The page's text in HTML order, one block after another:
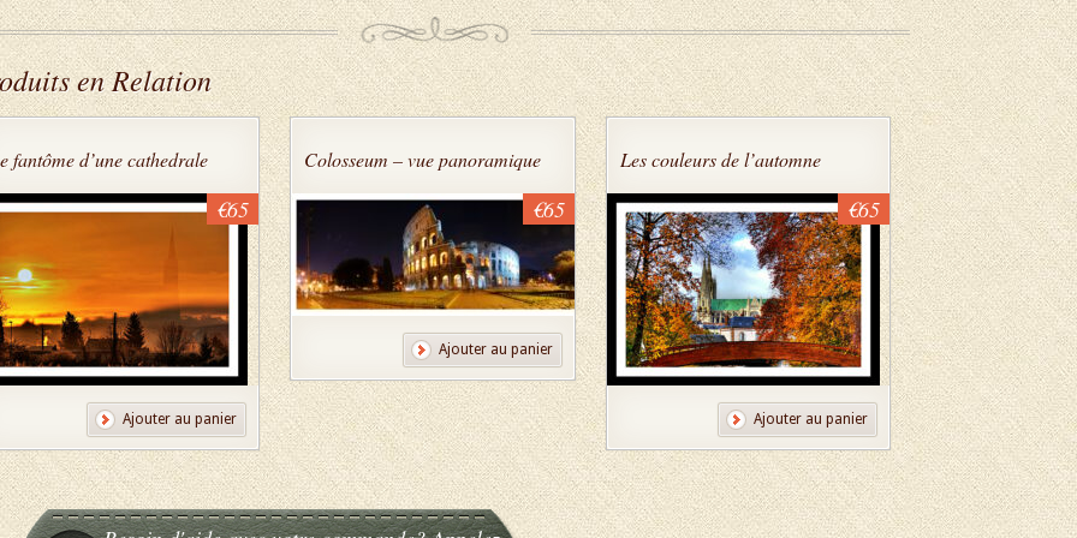
en Relation
fantôme d’une cathedrale
€65
Ajouter au panier
Colosseum – vue panoramique
€65
Ajouter au panier
Les couleurs de l’automne
€65
Ajouter au panier